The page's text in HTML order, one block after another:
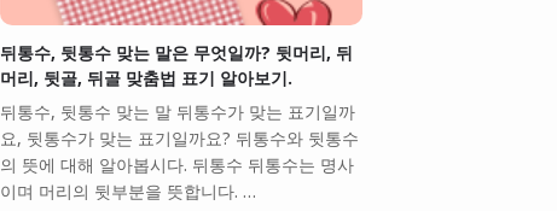
뒤통수, 뒷통수 맞는 말은 무엇일까? 뒷머리, 뒤
머리, 뒷골, 뒤골 맞춤법 표기 알아보기.
뒤통수, 뒷통수 맞는 말 뒤통수가 맞는 표기일까
요, 뒷통수가 맞는 표기일까요? 뒤통수와 뒷통수
의 뜻에 대해 알아봅시다. 뒤통수 뒤통수는 명사
이며 머리의 뒷부분을 뜻합니다. …